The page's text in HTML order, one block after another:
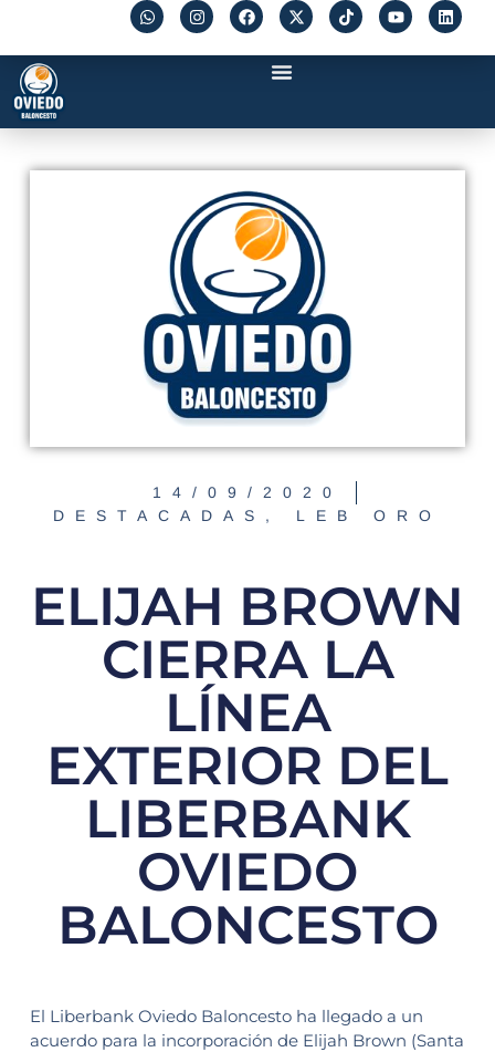
14/09/2020
DESTACADAS , LEB ORO
ELIJAH BROWN
CIERRA LA
LÍNEA
EXTERIOR DEL
LIBERBANK
OVIEDO
BALONCESTO
El Liberbank Oviedo Baloncesto ha llegado a un
acuerdo para la incorporación de Elijah Brown (Santa